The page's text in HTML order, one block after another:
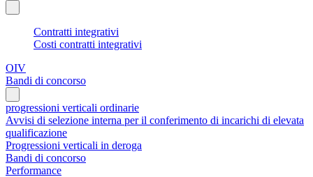
Contratti integrativi
Costi contratti integrativi
OIV
Bandi di concorso
progressioni verticali ordinarie
Avvisi di selezione interna per il conferimento di incarichi di elevata
qualificazione
Progressioni verticali in deroga
Bandi di concorso
Performance